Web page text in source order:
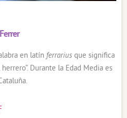
en latínferrarius que significa
Durante la Edad Media es